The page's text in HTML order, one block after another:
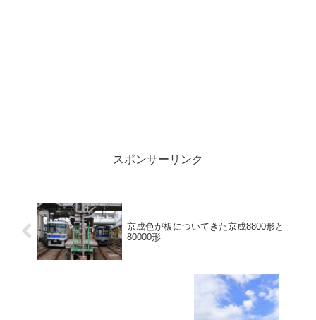
スポンサーリンク
京成色が板についてきた京成8800形と
80000形